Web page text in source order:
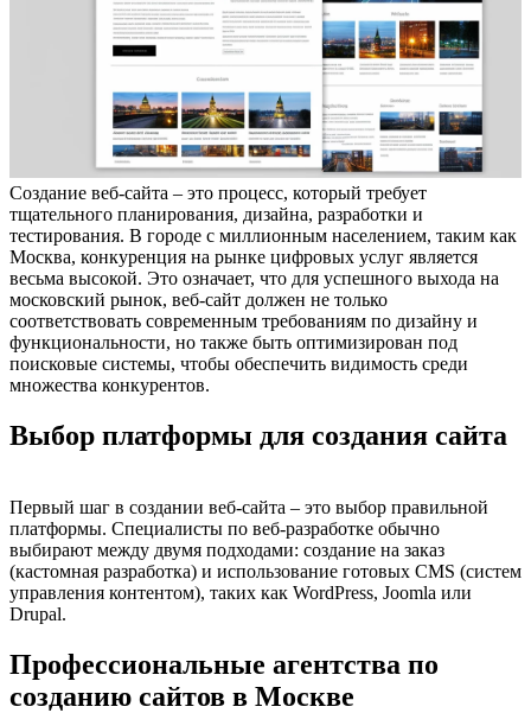
Создание веб-сайта – это процесс, который требует
тщательного планирования, дизайна, разработки и
тестирования. В городе с миллионным населением, таким как
Москва, конкуренция на рынке цифровых услуг является
весьма высокой. Это означает, что для успешного выхода на
московский рынок, веб-сайт должен не только
соответствовать современным требованиям по дизайну и
функциональности, но также быть оптимизирован под
поисковые системы, чтобы обеспечить видимость среди
множества конкурентов.
Выбор платформы для создания сайта
Первый шаг в создании веб-сайта – это выбор правильной
платформы. Специалисты по веб-разработке обычно
выбирают между двумя подходами: создание на заказ
(кастомная разработка) и использование готовых CMS (систем
управления контентом), таких как WordPress, Joomla или
Drupal.
Профессиональные агентства по
созданию сайтов в Москве